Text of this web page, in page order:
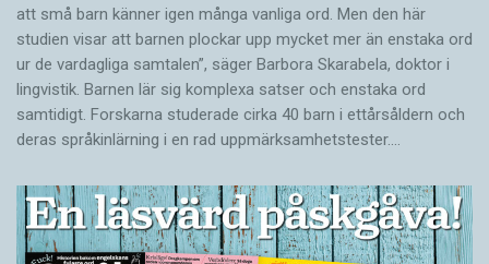
att små barn känner igen många vanliga ord. Men den här
studien visar att barnen plockar upp mycket mer än enstaka ord
ur de vardagliga samtalen”, säger Barbora Skarabela, doktor i
lingvistik. Barnen lär sig komplexa satser och enstaka ord
samtidigt. Forskarna studerade cirka 40 barn i ettårsåldern och
deras språkinlärning i en rad uppmärksamhetstester.…